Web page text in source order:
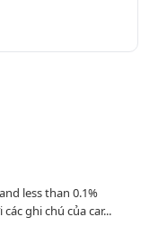
less than 0.1%
ghi chú của car...